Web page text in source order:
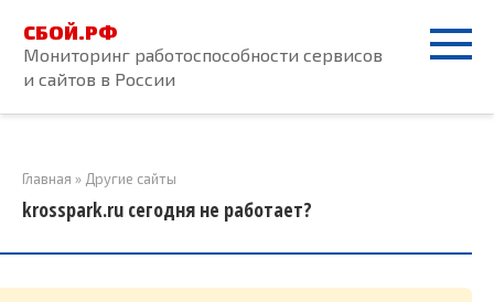
контенту
СБОЙ.РФ
Мониторинг работоспособности сервисов
и сайтов в России
Главная » Другие сайты
krosspark.ru сегодня не работает?